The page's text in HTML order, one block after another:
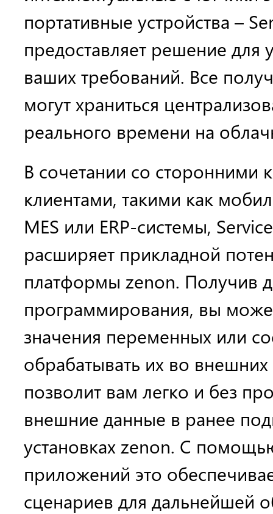
портативные устройства –
предоставляет решение для
ваших требований. Все
могут храниться
реального времени на
В сочетании со сторонними
клиентами, такими как
MES или ERP-системы,
расширяет прикладной
платформы zenon. Получив
программирования, вы
значения переменных или
обрабатывать их во внешних
позволит вам легко и без
внешние данные в ранее
установках zenon. С
приложений это
сценариев для дальнейшей